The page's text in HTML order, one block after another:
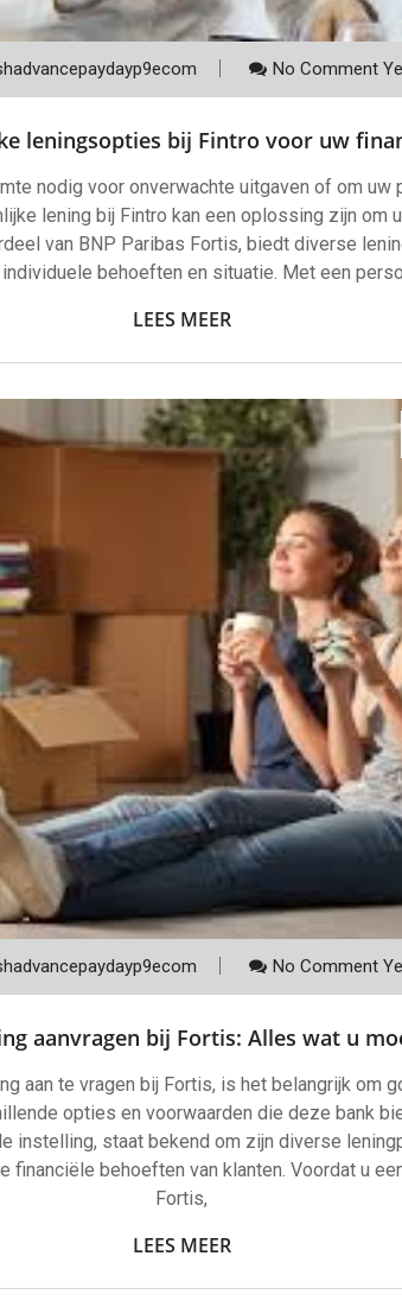
No Comment
leningsopties bij Fintro voor uw
nodig voor onverwachte uitgaven of om uw
lening bij Fintro kan een oplossing zijn om
van BNP Paribas Fortis, biedt diverse
behoeften en situatie. Met een
LEES MEER
No Comment
aanvragen bij Fortis: Alles wat u
aan te vragen bij Fortis, is het belangrijk om
opties en voorwaarden die deze bank
instelling, staat bekend om zijn diverse
financiële behoeften van klanten. Voordat u
Fortis,
LEES MEER